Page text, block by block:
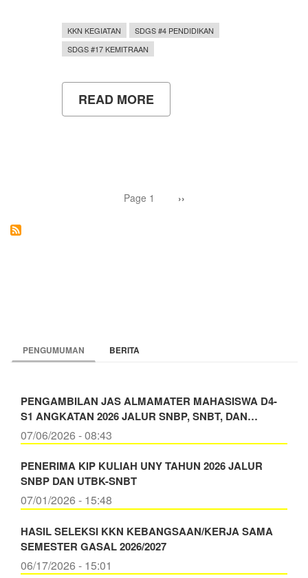
KKN KEGIATAN
SDGS #4 PENDIDIKAN
SDGS #17 KEMITRAAN
READ MORE
KKN
LESTARIKAN
Page 1 Next
››
PENGUMUMAN BERITA
PENGAMBILAN JAS ALMAMATER MAHASISWA D4-
S1 ANGKATAN 2026 JALUR SNBP, SNBT, DAN…
07/06/2026 - 08:43
PENERIMA KIP KULIAH UNY TAHUN 2026 JALUR
SNBP DAN UTBK-SNBT
07/01/2026 - 15:48
HASIL SELEKSI KKN KEBANGSAAN/KERJA SAMA
SEMESTER GASAL 2026/2027
06/17/2026 - 15:01